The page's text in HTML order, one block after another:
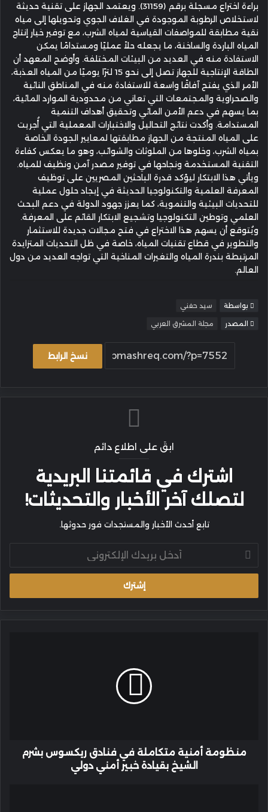
براءة اختراع مسجلة برقم (31159). ويعتمد الجهاز على تقنية حديثة
لاستخلاص الرطوبة الموجودة في الغلاف الجوي وتحويلها إلى مياه
نقية مطابقة للمواصفات القياسية لمياه الشرب، مع توفير خيار إنتاج
المياه الباردة والساخنة، ما يجعله حلاً عمليًا ومستدامًا يمكن
الاستفادة منه في العديد من البيئات المختلفة. وأوضح المعهد أن
الطاقة الإنتاجية للجهاز تصل إلى نحو 15 لترًا يوميًا من المياه العذبة،
الأمر الذي يفتح آفاقًا واسعة للاستفادة منه في المناطق النائية
والصحراوية والمجتمعات التي تعاني من محدودية الموارد المائية،
بما يسهم في دعم الأمن المائي وتحقيق أهداف التنمية
المستدامة. وأكدت نتائج التحاليل والاختبارات المعملية التي أُجريت
على المياه المنتجة من الجهاز مطابقتها لمعايير الجودة الخاصة
بمياه الشرب، وخلوها من الملوثات والشوائب، وهو ما يعكس كفاءة
التقنية المستخدمة ونجاحها في توفير مصدر آمن ونظيف للمياه.
ويأتي هذا الابتكار ليؤكد قدرة الباحثين المصريين على توظيف
المعرفة العلمية والتكنولوجيا الحديثة في إيجاد حلول عملية
للتحديات البيئية والتنموية، كما يعزز جهود الدولة في دعم البحث
العلمي وتوطين التكنولوجيا وتشجيع الابتكار القائم على المعرفة.
ويُتوقع أن يسهم هذا الاختراع في فتح مجالات جديدة للاستثمار
والتطوير في قطاع تقنيات المياه، خاصة في ظل التحديات المتزايدة
المرتبطة بندرة المياه والتغيرات المناخية التي تواجه العديد من دول
العالم.
بواسطة سيد حفني
المصدر مجلة المشرق العربي
نسخ الرابط
ابقَ على اطلاع دائم
اشترك في قائمتنا البريدية
لتصلك آخر الأخبار والتحديثات!
تابع أحدث الأخبار والمستجدات فور حدوثها.
بريدك
الإلكتروني
خبيرمنظومة أمنية متكاملة في فنادق ريكسوس بشرم
الشيخ بقيادة خبير أمني دولي